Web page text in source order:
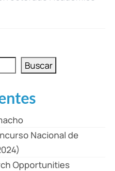
Buscar
Nacional de
Opportunities